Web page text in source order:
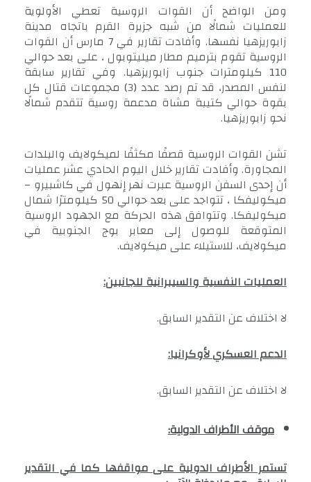
ومن الواضح أن القوات الروسية تعطي الأولوية
للعمليات شمالًا من شبه جزيرة القرم باتجاه مدينة
زابوريزهيا نفسها. وأفادت تقارير في 7 مارس أن القوات
الروسية تقوم بترميم مطار ميليتوبول ، على بعد حوالي
110 كيلومترات جنوب زابوريزهيا. وفي تقارير سابقة
لنفس المصدر، قد تم رصد عدد (3) مجموعات قتال كل
بقوة حوالي كتيبة مشاة مدعمة روسية تتقدم شمالًا
نحو زابوريزهيا.
تشن القوات الروسية قصفًا مكثفًا لميكولايف والبلدات
المجاورة. وأفادت تقارير خلال اليوم الحادي عشر عمليات
أن إحدى السفن الروسية عبرت نهر إنهول في كاشبيرو –
ميكوليفكا ، تتواجد على بعد حوالي 50 كيلومترًا شمال
ميكوليفكا. وتتوافق هذه الحركة مع الجهود الروسية
المتوقعة للوصول إلى معابر بوج الجنوبية في
ميكولايف، للاستيلاء على ميكولايف.
العمليات النفسية والسيبرانية للجانبين:
لا اختلاف عن التقدير السابق.
الدعم العسكري لأوكرانيا:
لا اختلاف عن التقدير السابق.
موقف الأطراف الدولية:
تستمر الأطراف الدولية على مواقفها كما في التقدير